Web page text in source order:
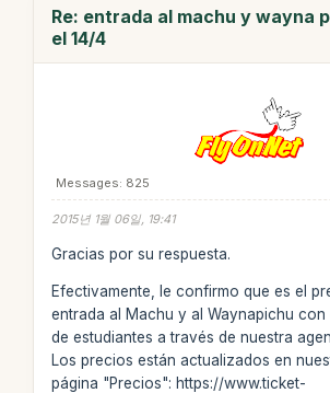
Re: entrada al machu y wayna
el 14/4
Messages: 825
2015년 1월 06일, 19:41
Gracias por su respuesta.
Efectivamente, le confirmo que es el
entrada al Machu y al Waynapichu con
de estudiantes a través de nuestra
Los precios están actualizados en
página "Precios": https://www.ticket-